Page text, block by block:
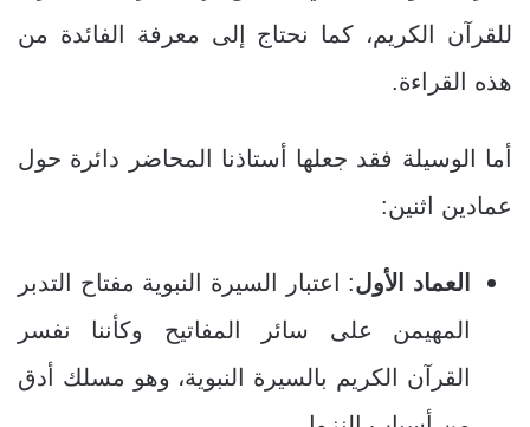
للقرآن الكريم، كما نحتاج إلى معرفة الفائدة من
هذه القراءة.
أما الوسيلة فقد جعلها أستاذنا المحاضر دائرة حول
عمادين اثنين:
العماد الأول: اعتبار السيرة النبوية مفتاح التدبر
المهيمن على سائر المفاتيح وكأننا نفسر
القرآن الكريم بالسيرة النبوية، وهو مسلك أدق